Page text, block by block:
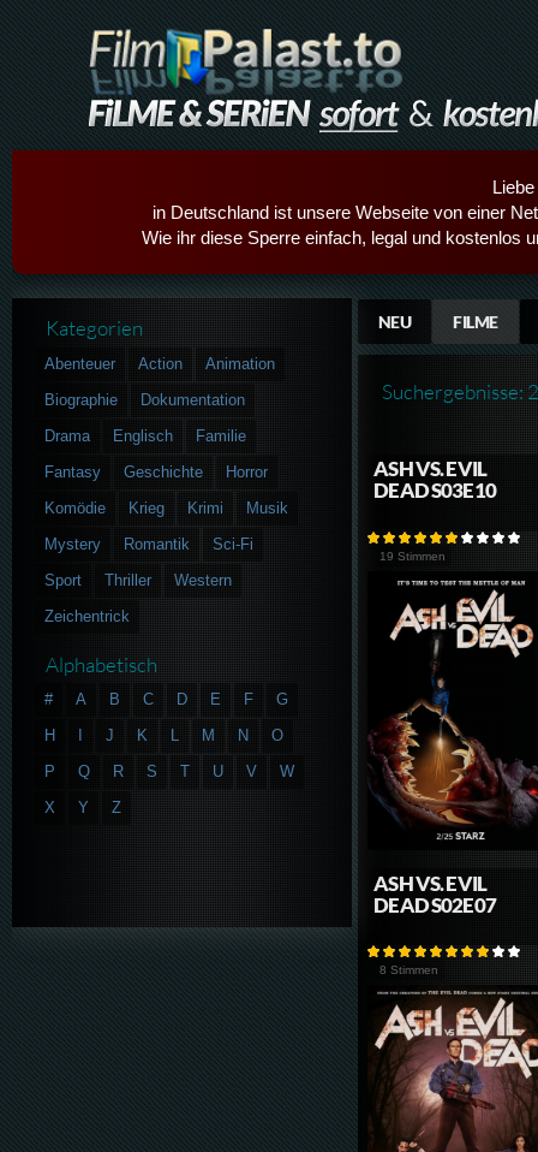
in Deutschland ist unsere Webseite von einer
Wie ihr diese Sperre einfach, legal und kostenlos
NEU FILME
Suchergebnisse:
ASH VS. EVIL
DEAD S03E10
19 Stimmen
ASH VS. EVIL
DEAD S02E07
8 Stimmen
Kategorien
Abenteuer Action
Animation
Biographie
Dokumentation
Drama
Englisch
Familie
Fantasy
Geschichte
Horror
Komödie
Krieg Krimi
Musik
Mystery
Romantik
Sci-Fi
Sport
Thriller
Western
Zeichentrick
Alphabetisch
# A B C D E F
G
H
J K L M N
O
P
Q R S T U V
W
X
Y Z